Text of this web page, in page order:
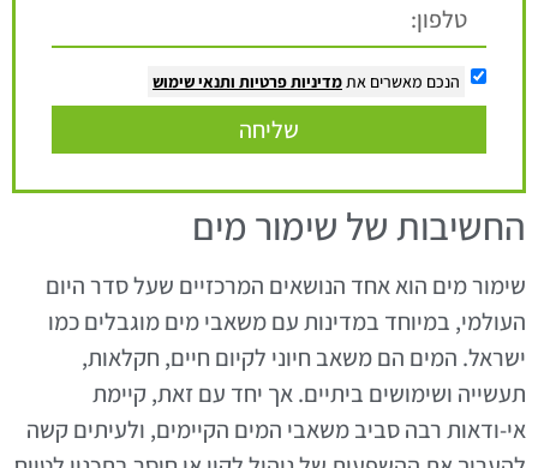
הנכם מאשרים את מדיניות פרטיות ותנאי שימוש
שליחה
החשיבות של שימור מים
שימור מים הוא אחד הנושאים המרכזיים שעל סדר היום
העולמי, במיוחד במדינות עם משאבי מים מוגבלים כמו
ישראל. המים הם משאב חיוני לקיום חיים, חקלאות,
תעשייה ושימושים ביתיים. אך יחד עם זאת, קיימת
אי-ודאות רבה סביב משאבי המים הקיימים, ולעיתים קשה